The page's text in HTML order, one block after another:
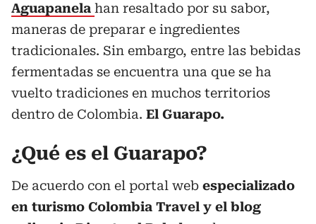
Aguapanela han resaltado por su sabor,
maneras de preparar e ingredientes
tradicionales. Sin embargo, entre las bebidas
fermentadas se encuentra una que se ha
vuelto tradiciones en muchos territorios
dentro de Colombia. El Guarapo.
¿Qué es el Guarapo?
De acuerdo con el portal web especializado
en turismo Colombia Travel y el blog